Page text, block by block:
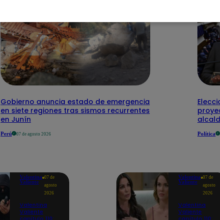
Gobierno anuncia estado de emergencia
en siete regiones tras sismos recurrentes
en Junín
Perú 07 de agosto 2026 Política
Valentina
Valiente
07 de
agosto
2026
Valentina
Valiente
Valentina
Valiente
07 de
agosto
2026
Valentina
Valiente